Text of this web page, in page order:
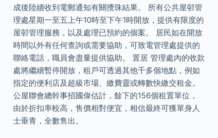
成後陸續收到電郵通知有關攪珠結果。 所有公共屋邨管
理處星期一至五上午10時至下午1時開放，提供有限度的
屋邨管理服務，以及處理已預約的個案。 居民如在開放
時間以外有任何查詢或需要協助，可致電管理處提供的
聯絡電話，職員會盡量提供協助。 置居 管理處內的收款
處將繼續暫停開放，租戶可透過其他千多個地點，例如
指定的便利店及超級市場、繳費靈或轉數快繳交租金。
公屋聯會總幹事招國偉估計，餘下的156個租置單位，
由於折扣率較高，售價相對便宜，相信最終可獲單身人
士垂青，全數售出。